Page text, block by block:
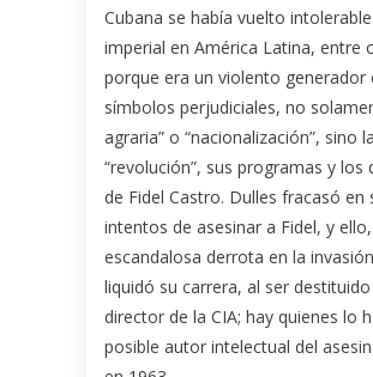
Cubana se había vuelto
imperial en América Latina, entre
porque era un violento generador
símbolos perjudiciales, no
agraria” o “nacionalización”, sino
“revolución”, sus programas y los
de Fidel Castro. Dulles fracasó en
intentos de asesinar a Fidel, y
escandalosa derrota en la
liquidó su carrera, al ser
director de la CIA; hay quienes lo
posible autor intelectual del